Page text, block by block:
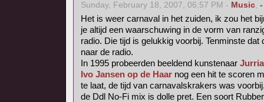
Sunday, February 18, 2007, 06:57 PM - Music, -
Het is weer carnaval in het zuiden, ik zou het
je altijd een waarschuwing in de vorm van
radio. Die tijd is gelukkig voorbij. Tenminste
naar de radio.
In 1995 probeerden beeldend kunstenaar
Ivo Jansen op de Haarnog een hit te scoren
te laat, de tijd van carnavalskrakers was
de Ddl No-Fi mix is dolle pret. Een soort